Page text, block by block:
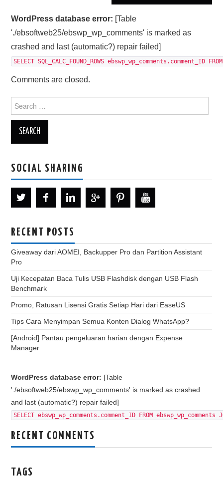
WordPress database error: [Table
'./ebsoftweb25/ebswp_wp_comments' is marked as
crashed and last (automatic?) repair failed]
SELECT SQL_CALC_FOUND_ROWS
Comments are closed.
for:
SOCIAL SHARING
RECENT POSTS
Giveaway dari AOMEI, Backupper Pro dan Partition Assistant
Pro
Uji Kecepatan Baca Tulis USB Flashdisk dengan USB Flash
Benchmark
Promo, Ratusan Lisensi Gratis Setiap Hari dari EaseUS
Tips Cara Menyimpan Semua Konten Dialog WhatsApp?
[Android] Pantau pengeluaran harian dengan Expense
Manager
WordPress database error: [Table
'./ebsoftweb25/ebswp_wp_comments' is marked as crashed
and last (automatic?) repair failed]
SELECT ebswp_wp_comments.comment_ID FROM
RECENT COMMENTS
TAGS